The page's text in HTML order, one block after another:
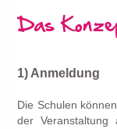
Das
1) Anmeldung
Die Schulen
der